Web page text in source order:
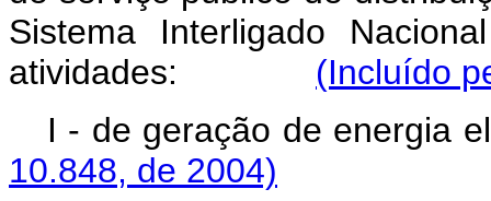
Sistema Interligado
atividades: (Incluído
I - de geração de
10.848, de 2004)